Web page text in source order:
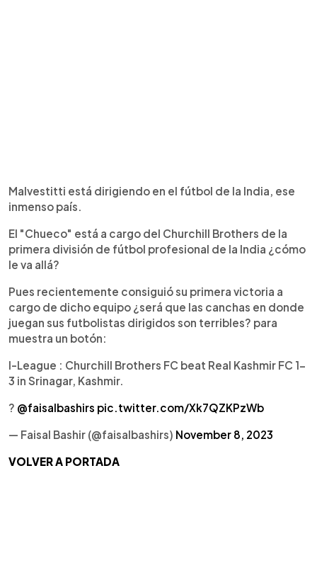
Malvestitti está dirigiendo en el fútbol de la India, ese
inmenso país.
El "Chueco" está a cargo del Churchill Brothers de la
primera división de fútbol profesional de la India ¿cómo
le va allá?
Pues recientemente consiguió su primera victoria a
cargo de dicho equipo ¿será que las canchas en donde
juegan sus futbolistas dirigidos son terribles? para
muestra un botón:
I-League : Churchill Brothers FC beat Real Kashmir FC 1-
3 in Srinagar, Kashmir.
? @faisalbashirs pic.twitter.com/Xk7QZKPzWb
— Faisal Bashir (@faisalbashirs) November 8, 2023
VOLVER A PORTADA